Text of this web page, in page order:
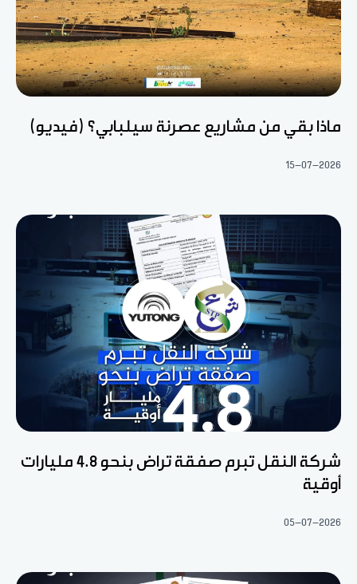
ماذا بقي من مشاريع عصرنة سيلبابي؟ (فيديو)
15-07-2026
شركة النقل تبرم صفقة تراض بنحو 4.8 مليارات
أوقية
05-07-2026